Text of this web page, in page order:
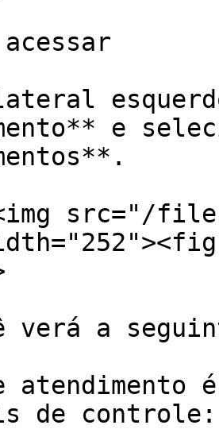
acessar
lateral
e
src="/
verá a
atendimento
de controle: